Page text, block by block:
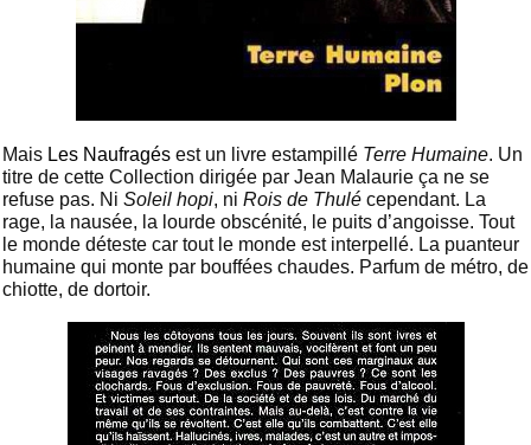
Mais Les Naufragés est un livre estampillé Terre Humaine. Un
titre de cette Collection dirigée par Jean Malaurie ça ne se
refuse pas. Ni Soleil hopi, ni Rois de Thulé cependant. La
rage, la nausée, la lourde obscénité, le puits d’angoisse. Tout
le monde déteste car tout le monde est interpellé. La puanteur
humaine qui monte par bouffées chaudes. Parfum de métro, de
chiotte, de dortoir.